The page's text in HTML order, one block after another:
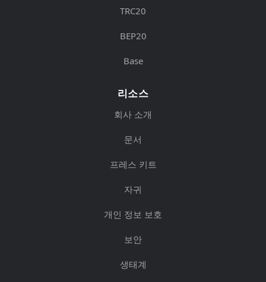
TRC20
BEP20
Base
리소스
회사 소개
문서
프레스 키트
자귀
개인 정보 보호
보안
생태계